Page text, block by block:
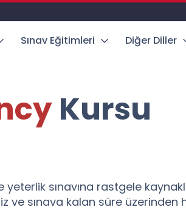
Sınav Eğitimleri Diğer Diller
Kursu
yeterlik sınavına rastgele
sınava kalan süre üzerinden